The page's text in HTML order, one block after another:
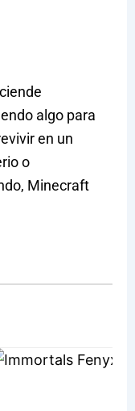
algo para
en un
o
Minecraft